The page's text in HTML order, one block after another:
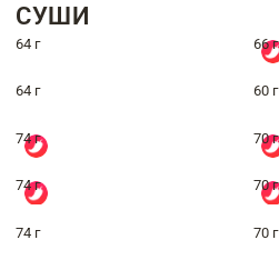
СУШИ
64 г 66 г
64 г 60 г
74 г 70 г
74 г 70 г
74 г 70 г